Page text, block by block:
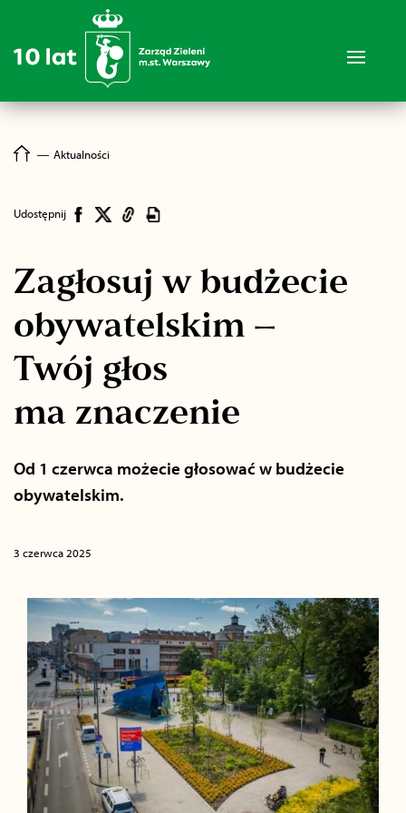
― Aktualności
Udostępnij
Zagłosuj w budżecie
obywatelskim –
Twój głos
ma znaczenie
Od 1 czerwca możecie głosować w budżecie
obywatelskim.
3 czerwca 2025